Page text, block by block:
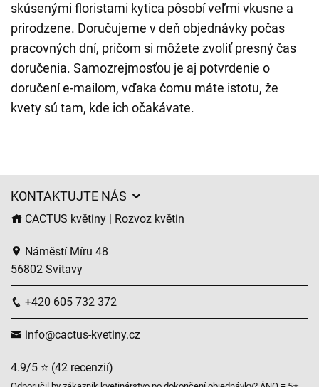
skúsenými floristami kytica pôsobí veľmi vkusne a
prirodzene. Doručujeme v deň objednávky počas
pracovných dní, pričom si môžete zvoliť presný čas
doručenia. Samozrejmosťou je aj potvrdenie o
doručení e-mailom, vďaka čomu máte istotu, že
kvety sú tam, kde ich očakávate.
KONTAKTUJTE NÁS
CACTUS květiny | Rozvoz květin
Náměstí Míru 48
56802 Svitavy
+420 605 732 372
info@cactus-kvetiny.cz
4.9/5 ⭐ (42 recenzií)